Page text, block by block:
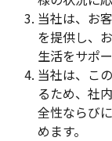
当社は、お
を提供し、
生活をサポ
当社は、こ
るため、社
全性ならび
めます。